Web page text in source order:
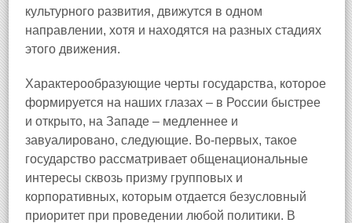
культурного развития, движутся в одном
направлении, хотя и находятся на разных стадиях
этого движения.
Характерообразующие черты государства, которое
формируется на наших глазах – в России быстрее
и открыто, на Западе – медленнее и
завуалировано, следующие. Во-первых, такое
государство рассматривает общенациональные
интересы сквозь призму групповых и
корпоративных, которым отдается безусловный
приоритет при проведении любой политики. В